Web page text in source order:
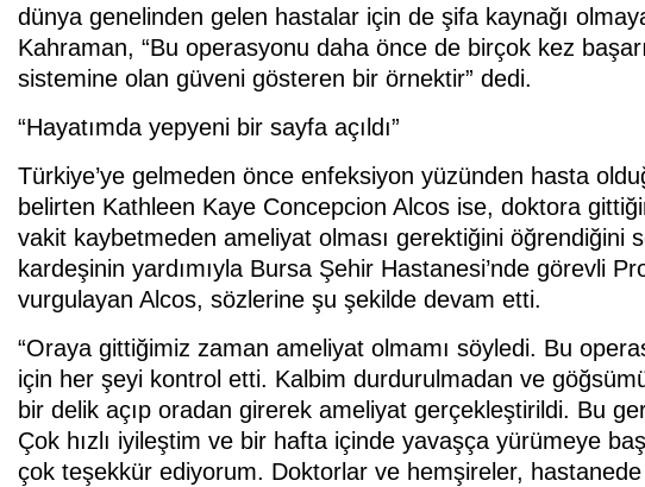
dünya genelinden gelen hastalar için de şifa kaynağı
Kahraman, “Bu operasyonu daha önce de birçok kez
sistemine olan güveni gösteren bir örnektir” dedi.
“Hayatımda yepyeni bir sayfa açıldı”
Türkiye’ye gelmeden önce enfeksiyon yüzünden hasta
belirten Kathleen Kaye Concepcion Alcos ise, doktora
vakit kaybetmeden ameliyat olması gerektiğini öğrendiğini
kardeşinin yardımıyla Bursa Şehir Hastanesi’nde görevli
vurgulayan Alcos, sözlerine şu şekilde devam etti.
“Oraya gittiğimiz zaman ameliyat olmamı söyledi. Bu
için her şeyi kontrol etti. Kalbim durdurulmadan ve
bir delik açıp oradan girerek ameliyat gerçekleştirildi. Bu
Çok hızlı iyileştim ve bir hafta içinde yavaşça yürümeye
çok teşekkür ediyorum. Doktorlar ve hemşireler, hastanede